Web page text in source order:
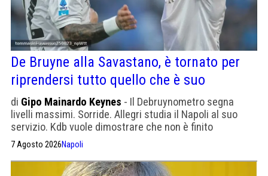
De Bruyne alla Savastano, è tornato per
riprendersi tutto quello che è suo
di Gipo Mainardo Keynes - Il Debruynometro segna
livelli massimi. Sorride. Allegri studia il Napoli al suo
servizio. Kdb vuole dimostrare che non è finito
7 Agosto 2026Napoli